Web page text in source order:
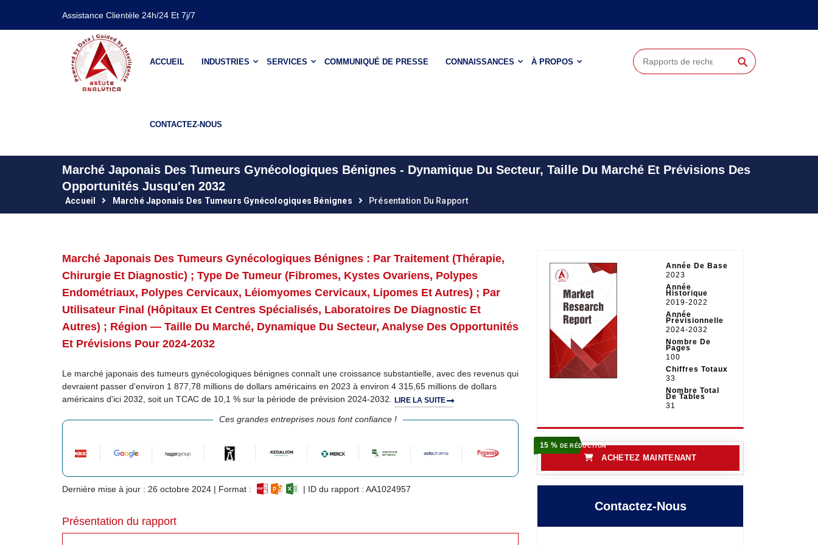
Assistance Clientèle 24h/24 Et 7j/7
ACCUEIL INDUSTRIES SERVICES COMMUNIQUÉ DE PRESSE CONNAISSANCES À PROPOS
CONTACTEZ-NOUS
⚲
Marché Japonais Des Tumeurs Gynécologiques Bénignes - Dynamique Du Secteur, Taille Du Marché Et Prévisions Des
Opportunités Jusqu'en 2032
Accueil Marché Japonais Des Tumeurs Gynécologiques Bénignes Présentation Du Rapport
Marché Japonais Des Tumeurs Gynécologiques Bénignes : Par Traitement (thérapie,
Chirurgie Et Diagnostic) ; Type De Tumeur (fibromes, Kystes Ovariens, Polypes
Endométriaux, Polypes Cervicaux, Léiomyomes Cervicaux, Lipomes Et Autres) ; Par
Utilisateur Final (hôpitaux Et Centres Spécialisés, Laboratoires De Diagnostic Et
Autres) ; Région — Taille Du Marché, Dynamique Du Secteur, Analyse Des Opportunités
Et Prévisions Pour 2024-2032
Le marché japonais des tumeurs gynécologiques bénignes connaît une croissance substantielle, avec des revenus qui
devraient passer d'environ 1 877,78 millions de dollars américains en 2023 à environ 4 315,65 millions de dollars
américains d'ici 2032, soit un TCAC de 10,1 % sur la période de prévision 2024-2032. LIRE LA SUITE
Ces grandes entreprises nous font confiance !
Dernière mise à jour : 26 octobre 2024 | Format : | ID du rapport : AA1024957
Présentation du rapport
Année De Base
2023
Année
Historique
2019-2022
Année
Prévisionnelle
2024-2032
Nombre De
Pages
100
Chiffres Totaux
33
Nombre Total
De Tables
31
15 % DE RÉDUCTION
ACHETEZ MAINTENANT
Contactez-Nous